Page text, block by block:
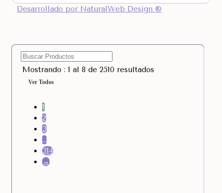
Desarrollado por NaturalWeb Design ®
Mostrando : 1 al 8 de 2510 resultados
Ver Todos
1
2
3
…
314
→